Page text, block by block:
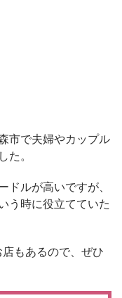
市で夫婦やカップル
。
ルが高いですが、
う時に役立てていた
もあるので、ぜひ